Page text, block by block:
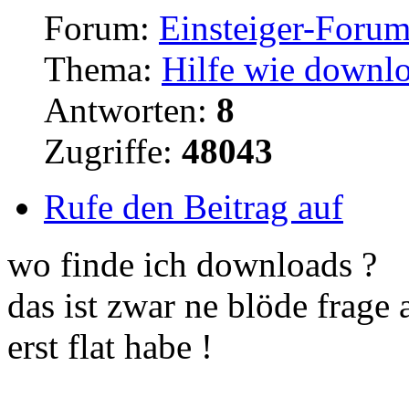
Forum: Einsteiger-
Thema: Hilfe wie
Antworten: 8
Zugriffe: 48043
Rufe den Beitrag auf
wo finde ich downloads ?
das ist zwar ne blöde
erst flat habe !